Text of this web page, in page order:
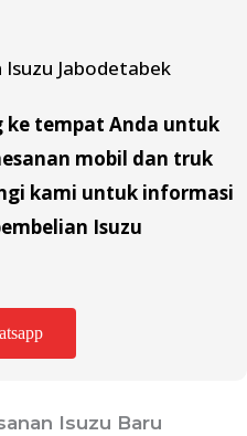
Jabodetabek
ke tempat Anda untuk
mobil dan truk
kami untuk informasi
Isuzu
Isuzu Baru